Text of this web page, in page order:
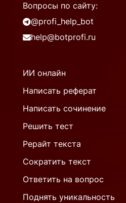
Вопросы по сайту:
@profi_help_bot
help@botprofi.ru
ИИ онлайн
Написать реферат
Написать сочинение
Решить тест
Рерайт текста
Сократить текст
Ответить на вопрос
Поднять уникальность